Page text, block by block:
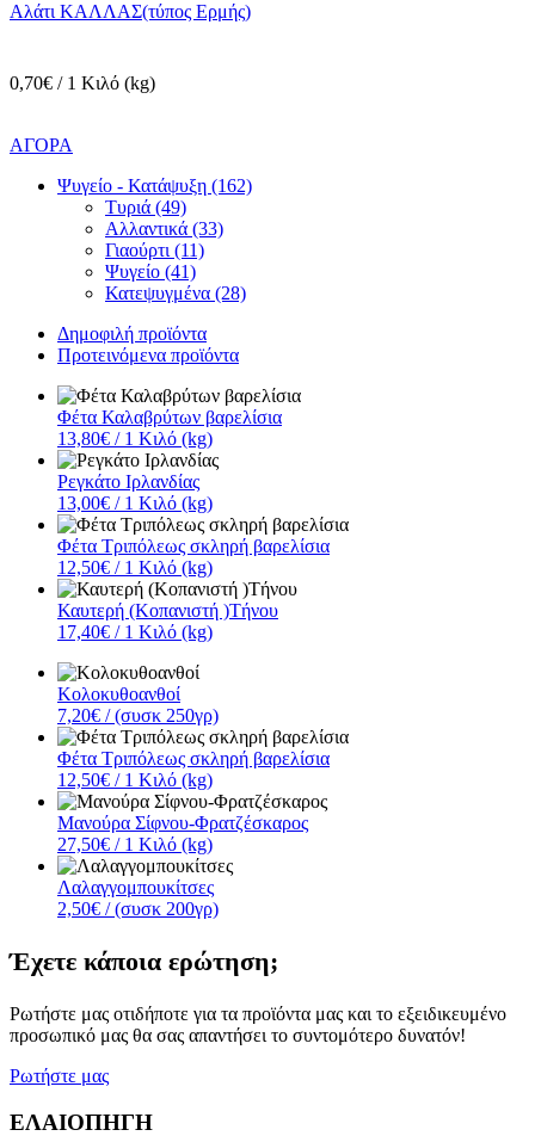
Αλάτι ΚΑΛΛΑΣ(τύπος Ερμής)
0,70€ / 1 Κιλό (kg)
ΑΓΟΡΑ
Ψυγείο - Κατάψυξη (162)
Τυριά (49)
Αλλαντικά (33)
Γιαούρτι (11)
Ψυγείο (41)
Κατεψυγμένα (28)
Δημοφιλή προϊόντα
Προτεινόμενα προϊόντα
Φέτα Καλαβρύτων βαρελίσια
13,80€ / 1 Κιλό (kg)
Ρεγκάτο Ιρλανδίας
13,00€ / 1 Κιλό (kg)
Φέτα Τριπόλεως σκληρή βαρελίσια
12,50€ / 1 Κιλό (kg)
Καυτερή (Κοπανιστή )Τήνου
17,40€ / 1 Κιλό (kg)
Κολοκυθοανθοί
7,20€ / (συσκ 250γρ)
Φέτα Τριπόλεως σκληρή βαρελίσια
12,50€ / 1 Κιλό (kg)
Μανούρα Σίφνου-Φρατζέσκαρος
27,50€ / 1 Κιλό (kg)
Λαλαγγομπουκίτσες
2,50€ / (συσκ 200γρ)
Έχετε κάποια ερώτηση;
Ρωτήστε μας οτιδήποτε για τα προϊόντα μας και το εξειδικευμένο
προσωπικό μας θα σας απαντήσει το συντομότερο δυνατόν!
Ρωτήστε μας
ΕΛΑΙΟΠΗΓΗ